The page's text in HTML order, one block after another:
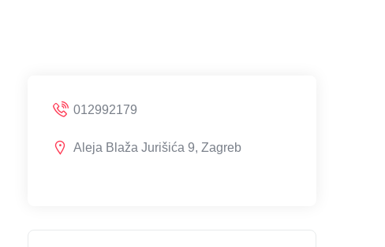
012992179
Aleja Blaža Jurišića 9, Zagreb